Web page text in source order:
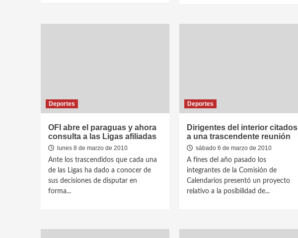
Deportes
OFI abre el paraguas y ahora
consulta a las Ligas afiliadas
lunes 8 de marzo de 2010
Ante los trascendidos que cada una
de las Ligas ha dado a conocer de
sus decisiones de disputar en
forma...
Deportes
Dirigentes del interior citados
a una trascendente reunión
sábado 6 de marzo de 2010
A fines del año pasado los
integrantes de la Comisión de
Calendarios presentó un proyecto
relativo a la posibilidad de...